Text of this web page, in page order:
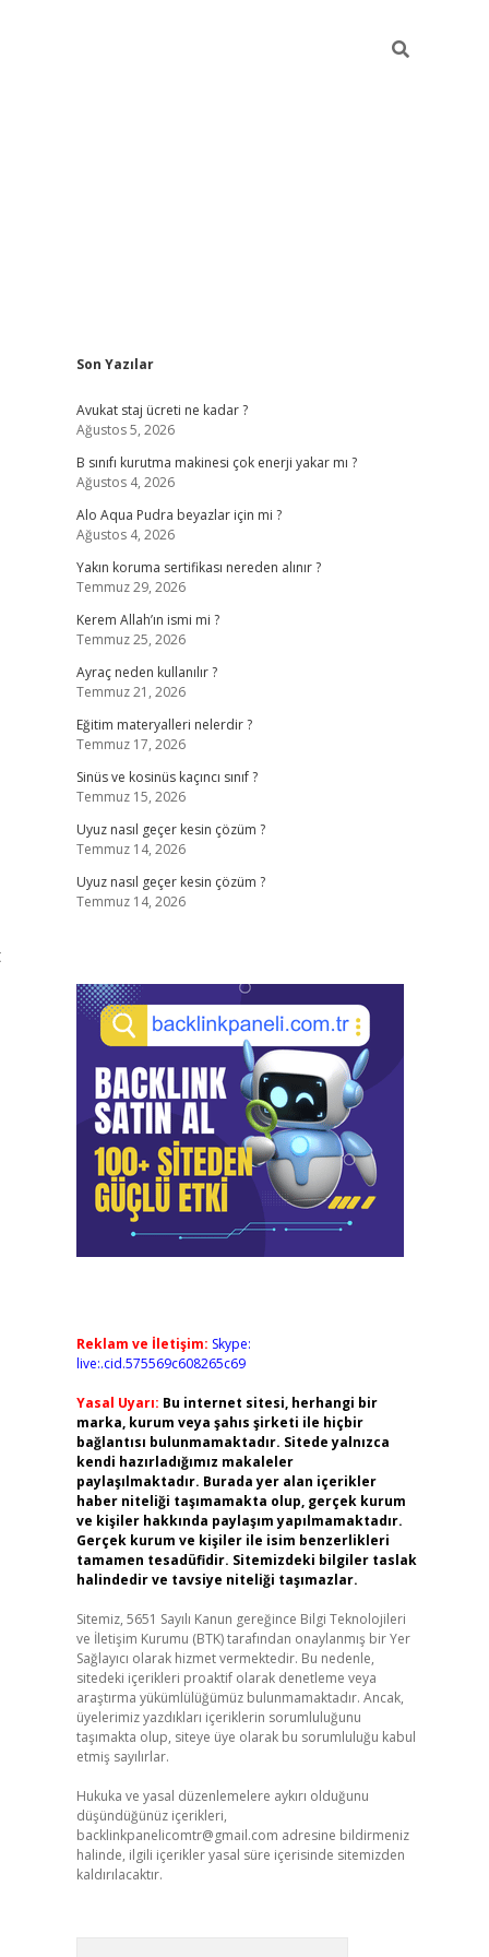
Sidebar
Son Yazılar
Avukat staj ücreti ne kadar ?
Ağustos 5, 2026
B sınıfı kurutma makinesi çok enerji yakar mı ?
Ağustos 4, 2026
Alo Aqua Pudra beyazlar için mi ?
Ağustos 4, 2026
Yakın koruma sertifikası nereden alınır ?
Temmuz 29, 2026
Kerem Allah’ın ismi mi ?
Temmuz 25, 2026
Ayraç neden kullanılır ?
Temmuz 21, 2026
Eğitim materyalleri nelerdir ?
Temmuz 17, 2026
Sinüs ve kosinüs kaçıncı sınıf ?
Temmuz 15, 2026
Uyuz nasıl geçer kesin çözüm ?
Temmuz 14, 2026
Uyuz nasıl geçer kesin çözüm ?
Temmuz 14, 2026
Reklam ve İletişim: Skype:
live:.cid.575569c608265c69
Yasal Uyarı: Bu internet sitesi, herhangi bir
marka, kurum veya şahıs şirketi ile hiçbir
bağlantısı bulunmamaktadır. Sitede yalnızca
kendi hazırladığımız makaleler
paylaşılmaktadır. Burada yer alan içerikler
haber niteliği taşımamakta olup, gerçek kurum
ve kişiler hakkında paylaşım yapılmamaktadır.
Gerçek kurum ve kişiler ile isim benzerlikleri
tamamen tesadüfidir. Sitemizdeki bilgiler taslak
halindedir ve tavsiye niteliği taşımazlar.
Sitemiz, 5651 Sayılı Kanun gereğince Bilgi Teknolojileri
ve İletişim Kurumu (BTK) tarafından onaylanmış bir Yer
Sağlayıcı olarak hizmet vermektedir. Bu nedenle,
sitedeki içerikleri proaktif olarak denetleme veya
araştırma yükümlülüğümüz bulunmamaktadır. Ancak,
üyelerimiz yazdıkları içeriklerin sorumluluğunu
taşımakta olup, siteye üye olarak bu sorumluluğu kabul
etmiş sayılırlar.
Hukuka ve yasal düzenlemelere aykırı olduğunu
düşündüğünüz içerikleri,
backlinkpanelicomtr@gmail.com adresine bildirmeniz
halinde, ilgili içerikler yasal süre içerisinde sitemizden
kaldırılacaktır.